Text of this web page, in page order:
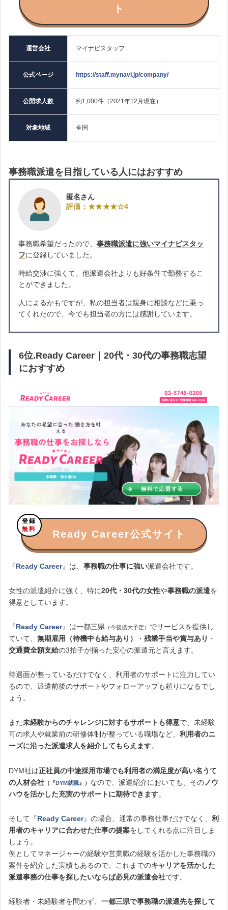
ト
運営会社 マイナビスタッフ
公式ページ https://staff.mynavi.jp/company/
公開求人数 約1,000件（2021年12月現在）
対象地域 全国
事務職派遣を目指している人にはおすすめ
匿名さん
評価：★★★★☆4
事務職希望だったので、 事務職派遣に強いマイナビスタッ
フに登録していました。
時給交渉に強くて、他派遣会社よりも好条件で勤務するこ
とができました。
人によるかもですが、私の担当者は親身に相談などに乗っ
てくれたので、今でも担当者の方には感謝しています。
6位.Ready Career｜20代・30代の事務職志望
におすすめ
登録
無料
Ready Career公式サイト
『Ready Career』は、 事務職の仕事に強い派遣会社です。
女性の派遣紹介に強く、特に20代・30代の女性や事務職の派遣を
得意としています。
『Ready Career』は一都三県 （今後拡大予定） でサービスを提供し
ていて、 無期雇用（待機中も給与あり） ・ 残業手当や賞与あり ・
交通費全額支給の3拍子が揃った安心の派遣元と言えます。
待遇面が整っているだけでなく、利用者のサポートに注力してい
るので、派遣前後のサポートやフォローアップも頼りになるでし
ょう。
また未経験からのチャレンジに対するサポートも得意で、未経験
可の求人や就業前の研修体制が整っている職場など、 利用者のニ
ーズに沿った派遣求人を紹介してもらえます。
DYM社は正社員の中途採用市場でも利用者の満足度が高い名うて
の人材会社 （『DYM就職 』） なので、派遣紹介においても、そのノウ
ハウを活かした充実のサポートに期待できます。
そして『Ready Career』の場合、通常の事務仕事だけでなく、 利
用者のキャリアに合わせた仕事の提案をしてくれる点に注目しま
しょう。
例としてマネージャーの経験や営業職の経験を活かした事務職の
案件を紹介した実績もあるので、これまでのキャリアを活かした
派遣事務の仕事を探したいならば必見の派遣会社です。
経験者・未経験者を問わず、 一都三県で事務職の派遣先を探して